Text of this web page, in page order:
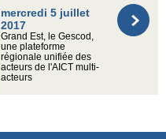
mercredi 5 juillet
2017
Grand Est, le Gescod,
une plateforme
régionale unifiée des
acteurs de l'AICT multi-
acteurs